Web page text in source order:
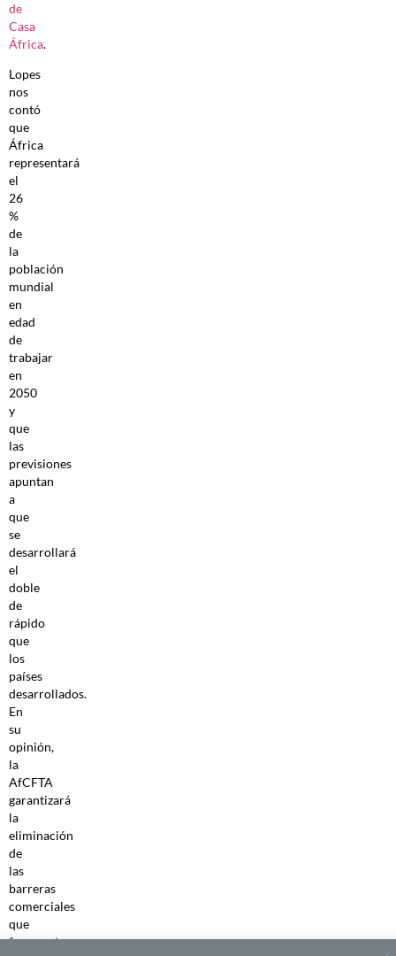
de
Casa
África.
Lopes
nos
contó
que
África
representará
el
26
%
de
la
población
mundial
en
edad
de
trabajar
en
2050
y
que
las
previsiones
apuntan
a
que
se
desarrollará
el
doble
de
rápido
que
los
países
desarrollados.
En
su
opinión,
la
AfCFTA
garantizará
la
eliminación
de
las
barreras
comerciales
que
fragmentan